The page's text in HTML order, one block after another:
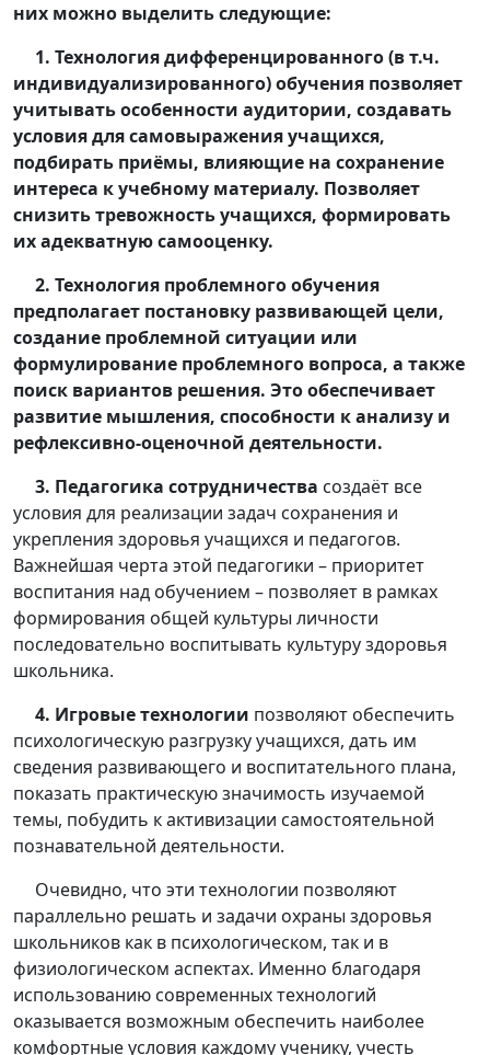
них можно выделить следующие:
1. Технология дифференцированного (в т.ч.
индивидуализированного) обучения позволяет
учитывать особенности аудитории, создавать
условия для самовыражения учащихся,
подбирать приёмы, влияющие на сохранение
интереса к учебному материалу. Позволяет
снизить тревожность учащихся, формировать
их адекватную самооценку.
2. Технология проблемного обучения
предполагает постановку развивающей цели,
создание проблемной ситуации или
формулирование проблемного вопроса, а также
поиск вариантов решения. Это обеспечивает
развитие мышления, способности к анализу и
рефлексивно-оценочной деятельности.
3. Педагогика сотрудничества создаёт все
условия для реализации задач сохранения и
укрепления здоровья учащихся и педагогов.
Важнейшая черта этой педагогики – приоритет
воспитания над обучением – позволяет в рамках
формирования общей культуры личности
последовательно воспитывать культуру здоровья
школьника.
4. Игровые технологии позволяют обеспечить
психологическую разгрузку учащихся, дать им
сведения развивающего и воспитательного плана,
показать практическую значимость изучаемой
темы, побудить к активизации самостоятельной
познавательной деятельности.
Очевидно, что эти технологии позволяют
параллельно решать и задачи охраны здоровья
школьников как в психологическом, так и в
физиологическом аспектах. Именно благодаря
использованию современных технологий
оказывается возможным обеспечить наиболее
комфортные условия каждому ученику, учесть